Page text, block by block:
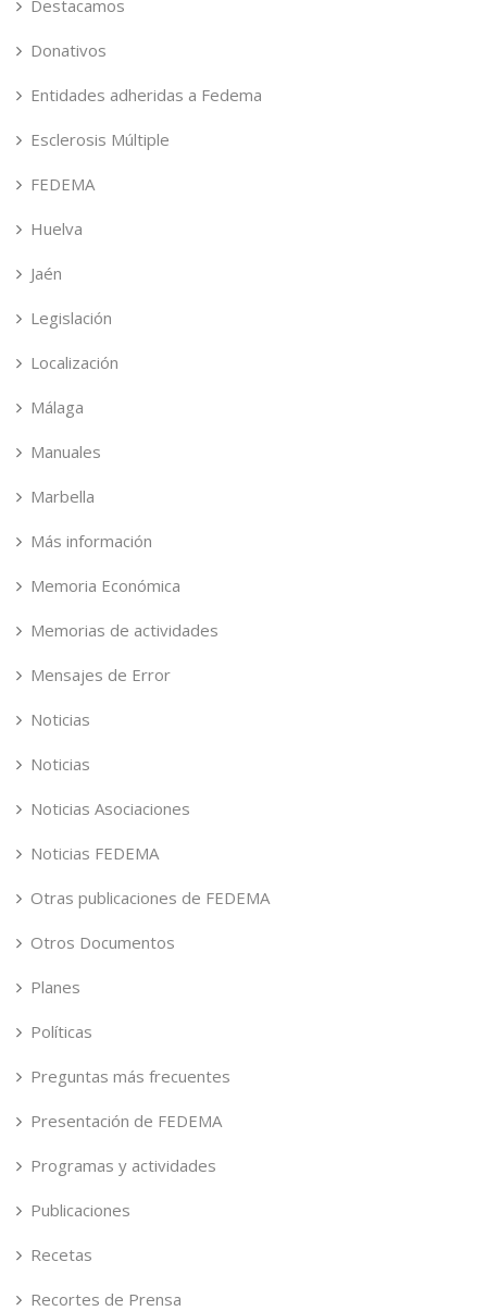
Destacamos
Donativos
Entidades adheridas a Fedema
Esclerosis Múltiple
FEDEMA
Huelva
Jaén
Legislación
Localización
Málaga
Manuales
Marbella
Más información
Memoria Económica
Memorias de actividades
Mensajes de Error
Noticias
Noticias
Noticias Asociaciones
Noticias FEDEMA
Otras publicaciones de FEDEMA
Otros Documentos
Planes
Políticas
Preguntas más frecuentes
Presentación de FEDEMA
Programas y actividades
Publicaciones
Recetas
Recortes de Prensa